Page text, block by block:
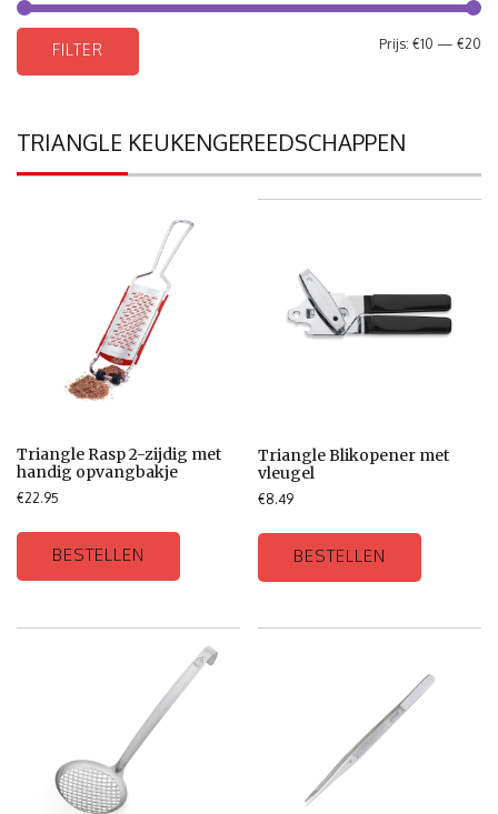
FILTER Prijs: €10 — €20
TRIANGLE KEUKENGEREEDSCHAPPEN
Triangle Rasp 2-zijdig met
handig opvangbakje
€22.95
BESTELLEN
Triangle Blikopener met
vleugel
€8.49
BESTELLEN